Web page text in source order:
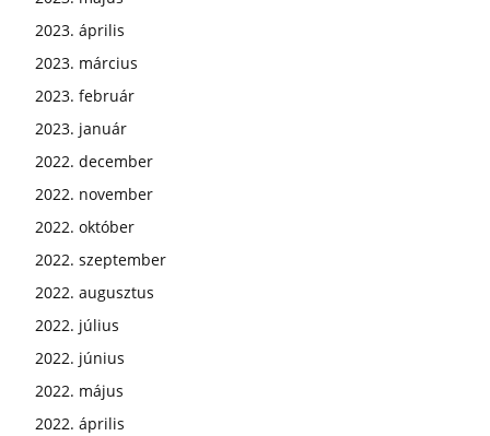
2023. április
2023. március
2023. február
2023. január
2022. december
2022. november
2022. október
2022. szeptember
2022. augusztus
2022. július
2022. június
2022. május
2022. április